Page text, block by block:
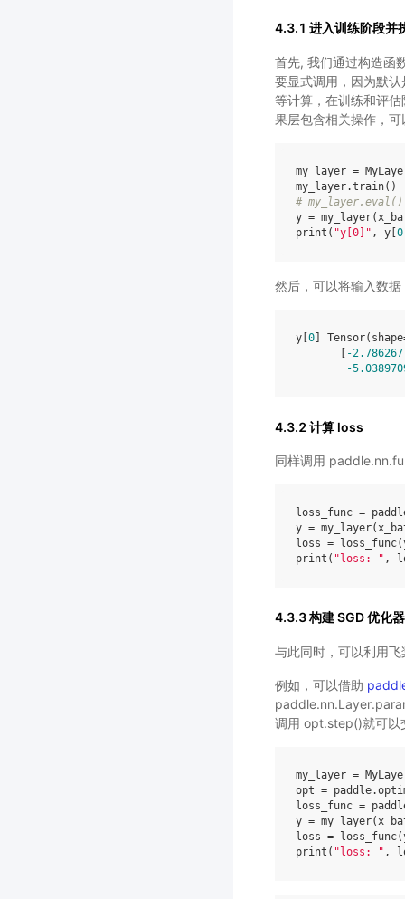
4.3.1 进入训练阶段并
首先, 我们通过构造函
要显式调用，因为默
等计算，在训练和评
果层包含相关操作，
my_layer =
my_layer.train()
# my_layer.eval()
y = my_layer(
print ( "y[0]" , y [0
然后，可以将输入数
y [0] Tensor( shape
[ -
-
4.3.2 计算 loss
同样调用
loss_func =
y = my_layer(
loss = loss_func(
print ( "loss: " ,
4.3.3 构建 SGD 优化
与此同时，可以利用
例如，可以借助
调用 opt.step()就可以
my_layer =
opt = paddle.
loss_func =
y = my_layer(
loss = loss_func(
print ( "loss: " ,